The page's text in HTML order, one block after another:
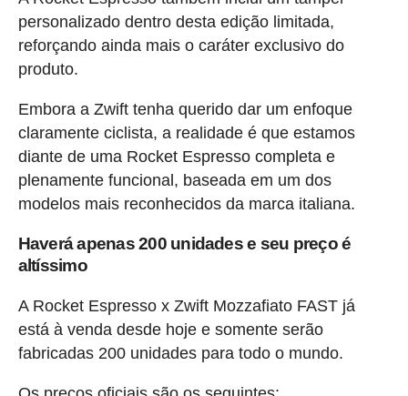
personalizado dentro desta edição limitada,
reforçando ainda mais o caráter exclusivo do
produto.
Embora a Zwift tenha querido dar um enfoque
claramente ciclista, a realidade é que estamos
diante de uma Rocket Espresso completa e
plenamente funcional, baseada em um dos
modelos mais reconhecidos da marca italiana.
Haverá apenas 200 unidades e seu preço é
altíssimo
A Rocket Espresso x Zwift Mozzafiato FAST já
está à venda desde hoje e somente serão
fabricadas 200 unidades para todo o mundo.